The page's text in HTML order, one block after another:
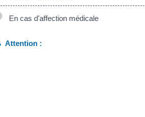
En cas d'affection médicale
Attention :